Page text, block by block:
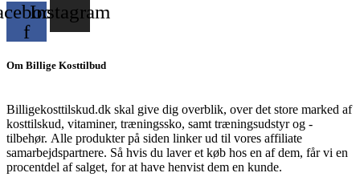
f
Instagram
Om Billige Kosttilbud
Billigekosttilskud.dk skal give dig overblik, over det store marked af
kosttilskud, vitaminer, træningssko, samt træningsudstyr og -
tilbehør. Alle produkter på siden linker ud til vores affiliate
samarbejdspartnere. Så hvis du laver et køb hos en af dem, får vi en
procentdel af salget, for at have henvist dem en kunde.